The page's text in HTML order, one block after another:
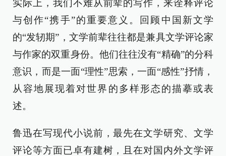
实际上，我们不难从前辈的写作，来诠释评论
与创作“携手”的重要意义。回顾中国新文学
的“发轫期”，文学前辈往往都是兼具文学评论家
与作家的双重身份。他们往往没有“精确”的分科
意识，而是一面“理性”思索，一面“感性”抒情，
从容地展现着对世界的多样形态的描摹或表
述。
鲁迅在写现代小说前，最先在文学研究、文学
评论等方面已卓有建树，且在对国内外文学评